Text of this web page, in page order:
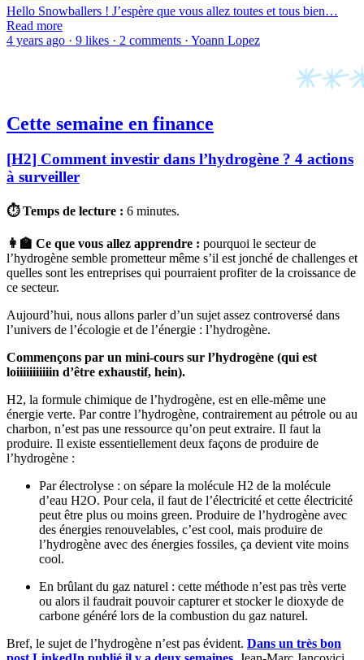
Hello Snowballers ! J’espère que vous allez toutes et tous bien…
Read more
4 years ago · 9 likes · 2 comments · Yoann Lopez
Cette semaine en finance
[H2] Comment investir dans l’hydrogène ? 4 actions
à surveiller
⏱ Temps de lecture : 6 minutes.
👩‍🏫 Ce que vous allez apprendre : pourquoi le secteur de
l’hydrogène semble prometteur même s’il est jonché de challenges et
quelles sont les entreprises qui pourraient profiter de la croissance de
ce secteur.
Aujourd’hui, nous allons parler d’un sujet assez controversé dans
l’univers de l’écologie et de l’énergie : l’hydrogène.
Commençons par un mini-cours sur l’hydrogène (qui est
loiiiiiiiiiiin d’être exhaustif, hein).
H2, la formule chimique de l’hydrogène, est en elle-même une
énergie verte. Par contre l’hydrogène, contrairement au pétrole ou au
charbon, n’est pas une ressource qu’on peut extraire. Il faut la
produire. Il existe essentiellement deux façons de produire de
l’hydrogène :
Par électrolyse : on sépare la molécule H2 de la molécule
d’eau H2O. Pour cela, il faut de l’électricité et cette électricité
peut être plus ou moins green. Produire de l’hydrogène avec
des énergies renouvelables, c’est cool, mais produire de
l’hydrogène avec des énergies fossiles, ça devient vite moins
cool.
En brûlant du gaz naturel : cette méthode n’est pas très verte
ou alors il faudrait pouvoir capturer et stocker le dioxyde de
carbone généré lors de la combustion du gaz naturel.
Bref, le sujet de l’hydrogène n’est pas évident. Dans un très bon